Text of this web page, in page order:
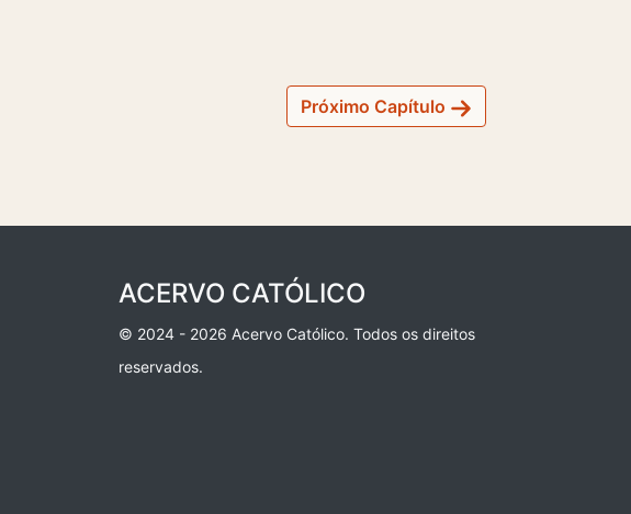
Próximo Capítulo
ACERVO CATÓLICO
© 2024 - 2026 Acervo Católico. Todos os direitos
reservados.